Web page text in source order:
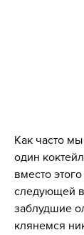
Как часто
один
вместо
следующей
заблудшие
клянемся